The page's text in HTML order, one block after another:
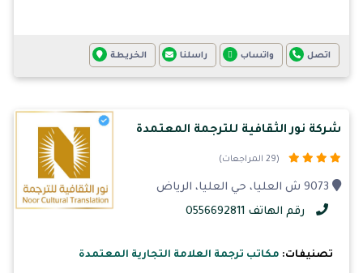
اتصل واتساب راسلنا الخريطة
شركة نور الثقافية للترجمة المعتمدة
(29 المراجعات)
رقم الهاتف 0556692811
تصنيفات: مكاتب ترجمة العلامة التجارية المعتمدة